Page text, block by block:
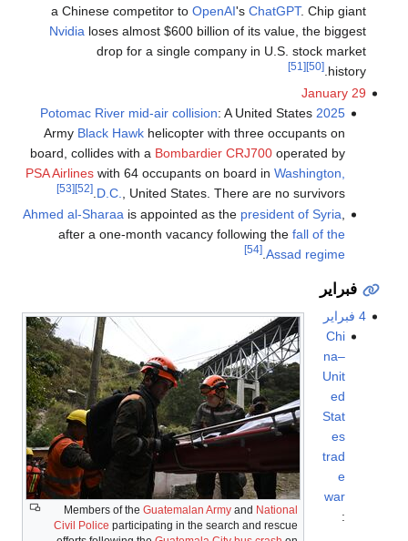
a Chinese competitor to OpenAI's ChatGPT. Chip giant
Nvidia loses almost $600 billion of its value, the biggest
drop for a single company in U.S. stock market
history.
[50]
[51]
January 29
2025 Potomac River mid-air collision
: A United States
Army Black Hawk helicopter with three occupants on
board, collides with a Bombardier CRJ700 operated by
PSA Airlines with 64 occupants on board inWashington,
D.C.
, United States. There are no survivors.
[52]
[53]
Ahmed al-Sharaa is appointed as the president of Syria
after a one-month vacancy following thefall of the
Assad regime
.
[54]
فبراير
Members of the Guatemalan Army and National
Civil Police participating in the search and rescue
4 فبراير
Chi
na–
Unit
ed
Stat
es
trad
e
war
: